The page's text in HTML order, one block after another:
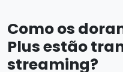
Como os
Plus estão
streaming?